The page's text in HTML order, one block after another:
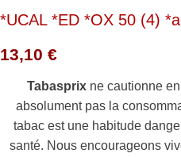
*UCAL *ED *OX 50 (4)
13,10 €
Tabasprix ne cautionne
absolument pas la
tabac est une habitude
santé. Nous encourageons